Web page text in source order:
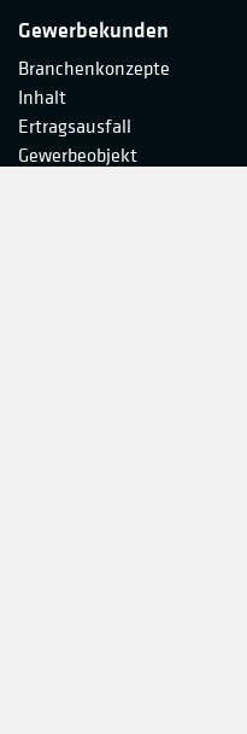
Gewerbekunden
Branchenkonzepte
Inhalt
Ertragsausfall
Gewerbeobjekt